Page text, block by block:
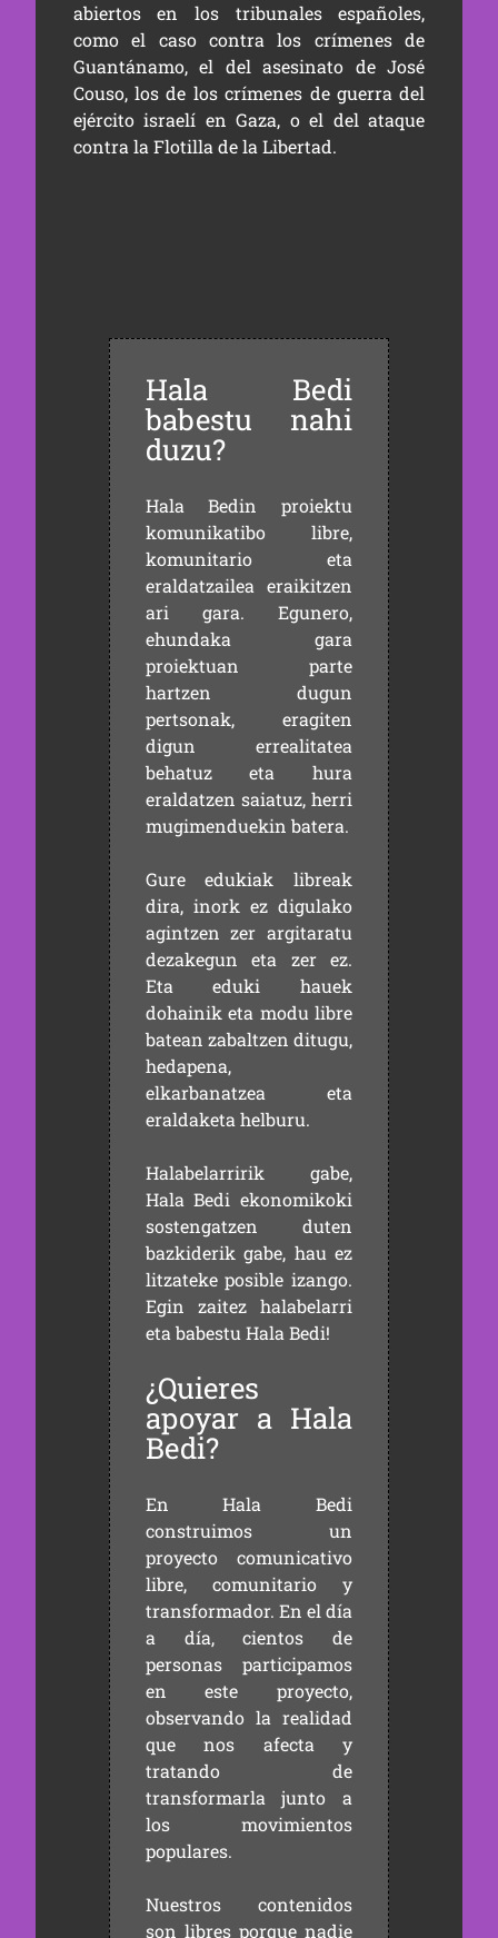
abiertos en los tribunales españoles,
como el caso contra los crímenes de
Guantánamo, el del asesinato de José
Couso, los de los crímenes de guerra del
ejército israelí en Gaza, o el del ataque
contra la Flotilla de la Libertad.
Hala Bedi
babestu nahi
duzu?
Hala Bedin proiektu
komunikatibo libre,
komunitario eta
eraldatzailea eraikitzen
ari gara. Egunero,
ehundaka gara
proiektuan parte
hartzen dugun
pertsonak, eragiten
digun errealitatea
behatuz eta hura
eraldatzen saiatuz, herri
mugimenduekin batera.
Gure edukiak libreak
dira, inork ez digulako
agintzen zer argitaratu
dezakegun eta zer ez.
Eta eduki hauek
dohainik eta modu libre
batean zabaltzen ditugu,
hedapena,
elkarbanatzea eta
eraldaketa helburu.
Halabelarririk gabe,
Hala Bedi ekonomikoki
sostengatzen duten
bazkiderik gabe, hau ez
litzateke posible izango.
Egin zaitez halabelarri
eta babestu Hala Bedi!
¿Quieres
apoyar a Hala
Bedi?
En Hala Bedi
construimos un
proyecto comunicativo
libre, comunitario y
transformador. En el día
a día, cientos de
personas participamos
en este proyecto,
observando la realidad
que nos afecta y
tratando de
transformarla junto a
los movimientos
populares.
Nuestros contenidos
son libres porque nadie